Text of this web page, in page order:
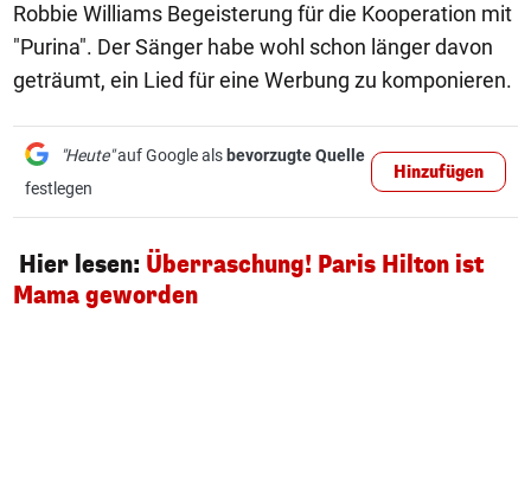
Robbie Williams Begeisterung für die Kooperation mit
"Purina". Der Sänger habe wohl schon länger davon
geträumt, ein Lied für eine Werbung zu komponieren.
"Heute"auf Google als bevorzugte Quelle
festlegen
Hinzufügen
Hier lesen: Überraschung! Paris Hilton ist
Mama geworden